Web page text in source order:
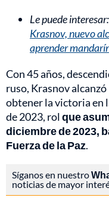
Le puede interesar:
Krasnov, nuevo
aprender
Con 45 años,
ruso, Krasnov
obtener la victoria en
de 2023, rolque
diciembre de 2023,
Fuerza de la Paz.
Síganos en nuestro
noticias de mayor